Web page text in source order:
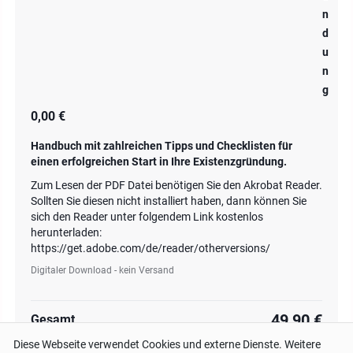
n
d
u
n
g
0,00 €
Handbuch mit zahlreichen Tipps und Checklisten für
einen erfolgreichen Start in Ihre Existenzgründung.
Zum Lesen der PDF Datei benötigen Sie den Akrobat Reader.
Sollten Sie diesen nicht installiert haben, dann können Sie
sich den Reader unter folgendem Link kostenlos
herunterladen:
https://get.adobe.com/de/reader/otherversions/
Digitaler Download - kein Versand
Gesamt 49,90 €